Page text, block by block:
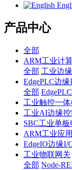
产品中心
全部
ARM工业计
全部 工业边
EdgePLC边
全部
工业触控一体
工业AI边缘
SBC工业单板
ARM工业应
EdgeIO边缘I/
工业物联网关
全部 Node-